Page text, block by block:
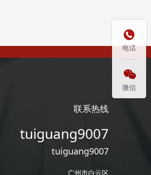
联系热线
tuiguang9007
tuiguang9007
广州市白云区

电话

微信